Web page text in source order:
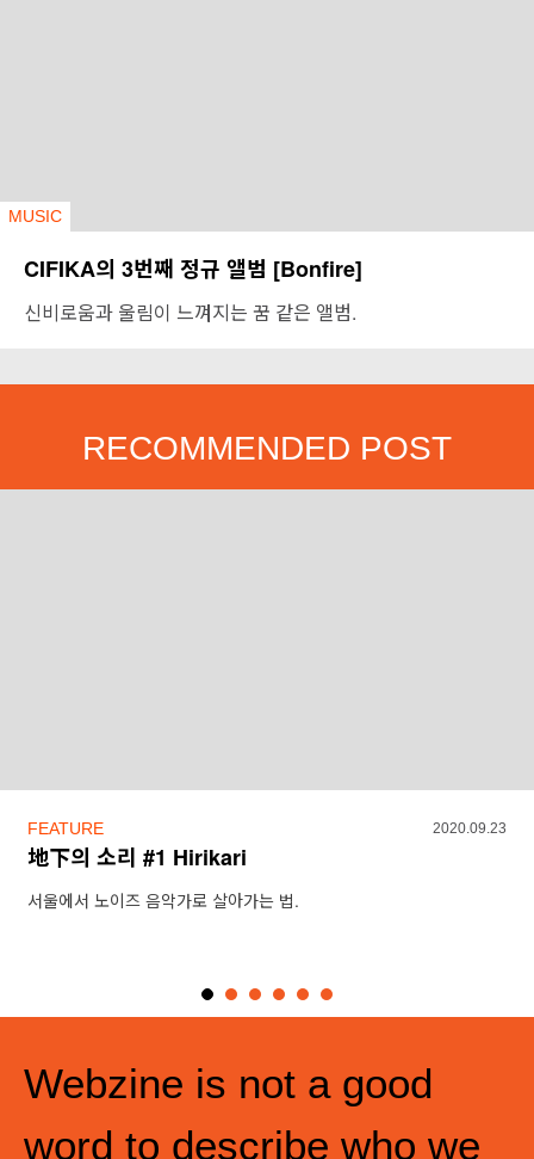
MUSIC
CIFIKA의 3번째 정규 앨범 [Bonfire]
신비로움과 울림이 느껴지는 꿈 같은 앨범.
RECOMMENDED POST
FEATURE 2020.09.23
地下의 소리 #1 Hirikari
서울에서 노이즈 음악가로 살아가는 법.
Webzine is not a good
word to describe who we